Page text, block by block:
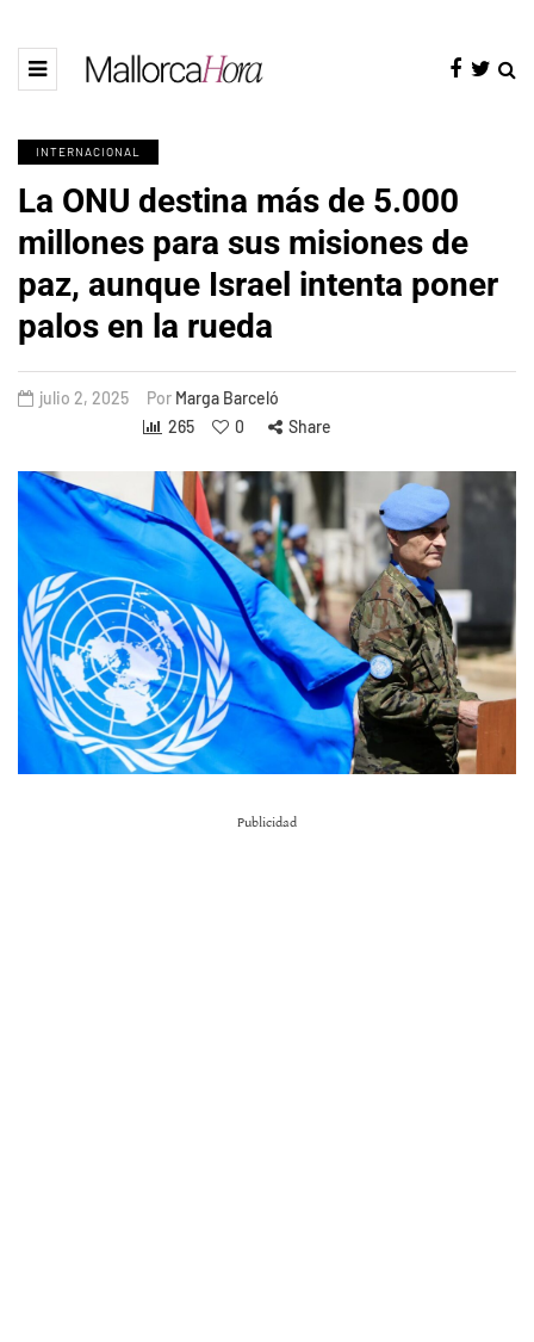
INTERNACIONAL
La ONU destina más de 5.000
millones para sus misiones de
paz, aunque Israel intenta poner
palos en la rueda
julio 2, 2025 Por Marga Barceló
265
0 Share
Publicidad